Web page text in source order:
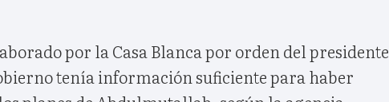
por la Casa Blanca por orden del presidente
tenía información suficiente para haber